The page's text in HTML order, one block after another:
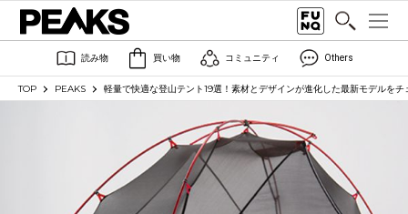
読み物 買い物 コミュニティ Others
TOP PEAKS 軽量で快適な登山テント19選！素材とデザインが進化した最新モデルをチ